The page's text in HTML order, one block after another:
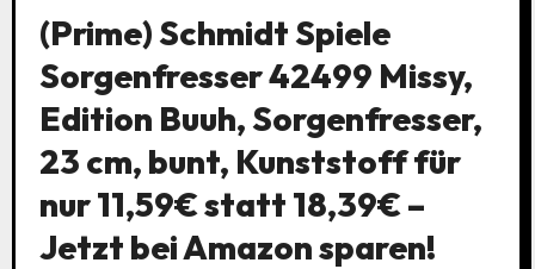
(Prime) Schmidt Spiele
Sorgenfresser 42499 Missy,
Edition Buuh, Sorgenfresser,
23 cm, bunt, Kunststoff für
nur 11,59€ statt 18,39€ –
Jetzt bei Amazon sparen!